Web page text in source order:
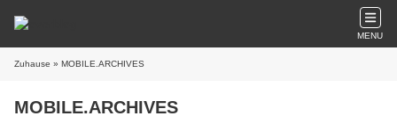
MENU
Zuhause » MOBILE.ARCHIVES
MOBILE.ARCHIVES